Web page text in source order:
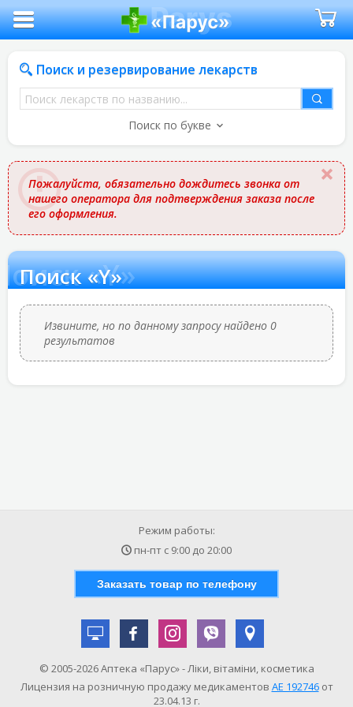
Поиск и резервирование лекарств
Поиск
лекарств
названию
Поиск по букве
Пожалуйста, обязательно дождитесь звонка от
нашего оператора для подтверждения заказа после
его оформления.
«Y»
Поиск «Y»
Извините, но по данному запросу найдено 0
результатов
Режим работы:
пн-пт с 9:00 до 20:00
Заказать товар по телефону
© 2005-2026 Аптека «Парус» - Ліки, вітаміни, косметика
Лицензия на розничную продажу медикаментов АE 192746от
23.04.13 г.